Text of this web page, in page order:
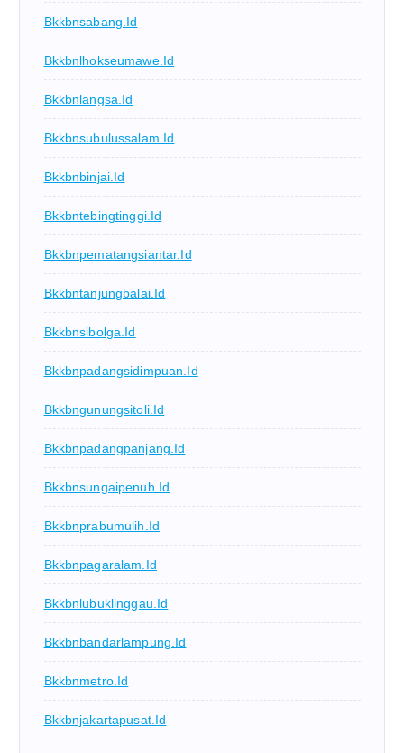
Bkkbnsabang.id
Bkkbnlhokseumawe.id
Bkkbnlangsa.id
Bkkbnsubulussalam.id
Bkkbnbinjai.id
Bkkbntebingtinggi.id
Bkkbnpematangsiantar.id
Bkkbntanjungbalai.id
Bkkbnsibolga.id
Bkkbnpadangsidimpuan.id
Bkkbngunungsitoli.id
Bkkbnpadangpanjang.id
Bkkbnsungaipenuh.id
Bkkbnprabumulih.id
Bkkbnpagaralam.id
Bkkbnlubuklinggau.id
Bkkbnbandarlampung.id
Bkkbnmetro.id
Bkkbnjakartapusat.id